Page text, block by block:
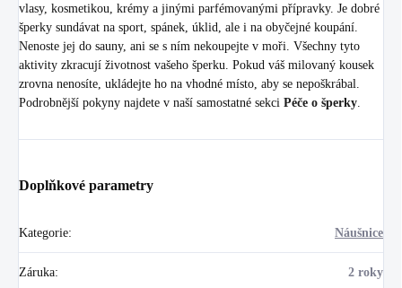
vlasy, kosmetikou, krémy a jinými parfémovanými přípravky. Je dobré
šperky sundávat na sport, spánek, úklid, ale i na obyčejné koupání.
Nenoste jej do sauny, ani se s ním nekoupejte v moři. Všechny tyto
aktivity zkracují životnost vašeho šperku. Pokud váš milovaný kousek
zrovna nenosíte, ukládejte ho na vhodné místo, aby se nepoškrábal.
Podrobnější pokyny najdete v naší samostatné sekci Péče o šperky
Doplňkové parametry
Kategorie: Náušnice
Záruka: 2 roky